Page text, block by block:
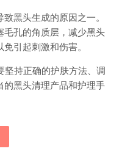
黑头生成的原因之一。
毛孔的角质层，减少黑头
引起刺激和伤害。
坚持正确的护肤方法、调
的黑头清理产品和护理手